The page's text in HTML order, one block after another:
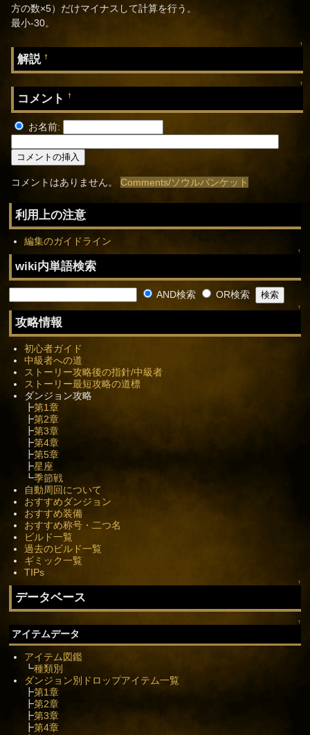
方の数×5）だけマイナスして計算を行う。
最小-30。
↑
解説†
↑
コメント†
お名前:
コメントはありません。Comments/ソウルバンケット
利用上の注意
編集のガイドライン
↑
wiki内単語検索
AND検索 OR検索
↑
攻略情報
初心者ガイド
中級者への道
ストーリー攻略後の指針/中級者
ストーリー最短攻略の道標
ダンジョン攻略
┣第1章
┣第2章
┣第3章
┣第4章
┣第5章
┣星座
┗季節戦
自動周回について
おすすめダンジョン
おすすめ装備
おすすめ称号・二つ名
ビルド一覧
過去のビルド一覧
ギミック一覧
TIPs
↑
データベース
↑
アイテムデータ
アイテム図鑑
┗種類別
ダンジョン別ドロップアイテム一覧
┣第1章
┣第2章
┣第3章
┣第4章